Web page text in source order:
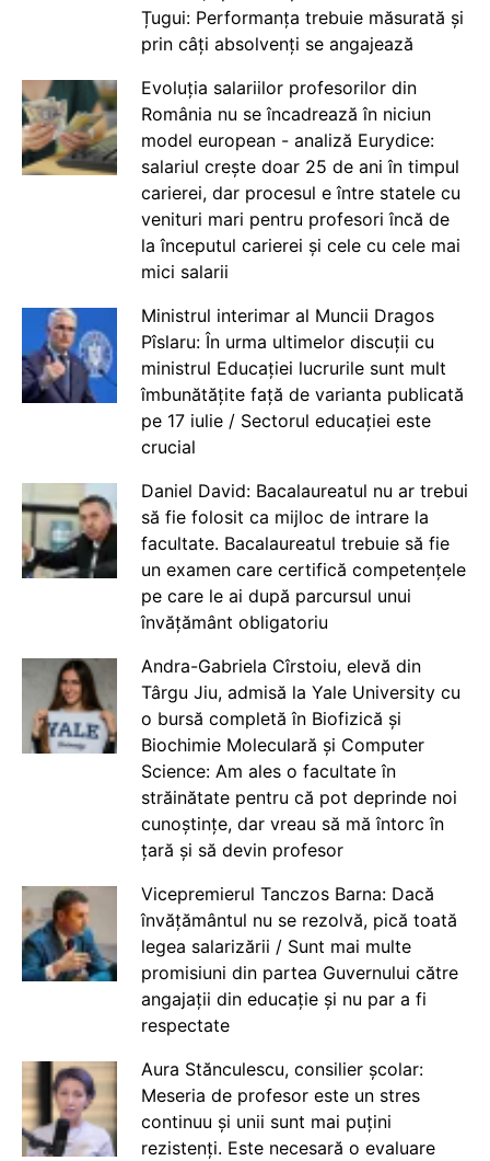
Țugui: Performanța trebuie măsurată și
prin câți absolvenți se angajează
Evoluția salariilor profesorilor din
România nu se încadrează în niciun
model european - analiză Eurydice:
salariul crește doar 25 de ani în timpul
carierei, dar procesul e între statele cu
venituri mari pentru profesori încă de
la începutul carierei și cele cu cele mai
mici salarii
Ministrul interimar al Muncii Dragos
Pîslaru: În urma ultimelor discuții cu
ministrul Educației lucrurile sunt mult
îmbunătățite față de varianta publicată
pe 17 iulie / Sectorul educației este
crucial
Daniel David: Bacalaureatul nu ar trebui
să fie folosit ca mijloc de intrare la
facultate. Bacalaureatul trebuie să fie
un examen care certifică competențele
pe care le ai după parcursul unui
învățământ obligatoriu
Andra-Gabriela Cîrstoiu, elevă din
Târgu Jiu, admisă la Yale University cu
o bursă completă în Biofizică și
Biochimie Moleculară și Computer
Science: Am ales o facultate în
străinătate pentru că pot deprinde noi
cunoștințe, dar vreau să mă întorc în
țară și să devin profesor
Vicepremierul Tanczos Barna: Dacă
învățământul nu se rezolvă, pică toată
legea salarizării / Sunt mai multe
promisiuni din partea Guvernului către
angajații din educație și nu par a fi
respectate
Aura Stănculescu, consilier școlar:
Meseria de profesor este un stres
continuu și unii sunt mai puțini
rezistenți. Este necesară o evaluare